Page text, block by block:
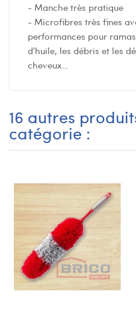
- Manche très pratique
- Microfibres très fines
performances pour
d'huile, les débris et les
cheveux…
16 autres
catégorie :